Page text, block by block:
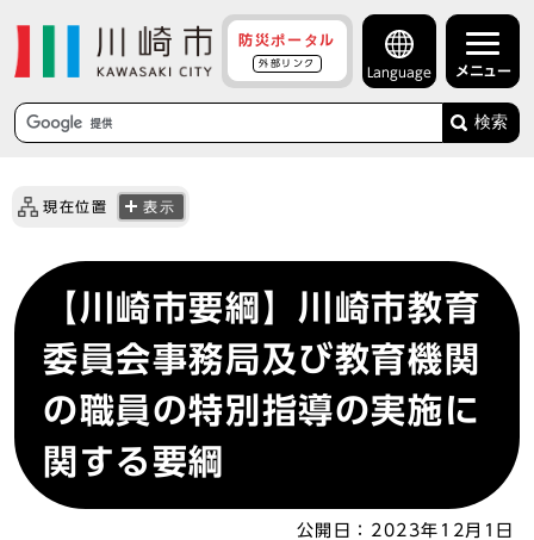
防災ポータル
外部リンク
Language メニュー
検索
現在位置 表示
【川崎市要綱】川崎市教育
委員会事務局及び教育機関
の職員の特別指導の実施に
関する要綱
公開日： 2023年12月1日